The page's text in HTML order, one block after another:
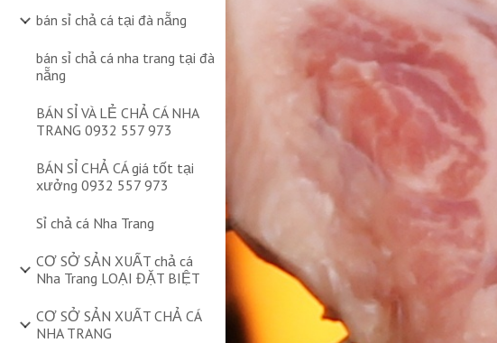
bán sỉ chả cá tại đà nẵng
bán sỉ chả cá nha trang tại đà
nẵng
BÁN SỈ VÀ LẺ CHẢ CÁ NHA
TRANG 0932 557 973
BÁN SỈ CHẢ CÁ giá tốt tại
xưởng 0932 557 973
Sỉ chả cá Nha Trang
CƠ SỞ SẢN XUẤT chả cá
Nha Trang LOẠI ĐẶT BIỆT
CƠ SỞ SẢN XUẤT CHẢ CÁ
NHA TRANG